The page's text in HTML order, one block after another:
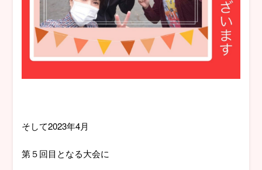
そして2023年4月
第５回目となる大会に